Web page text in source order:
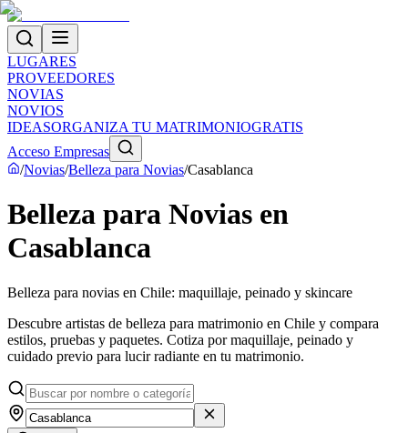
LUGARES
PROVEEDORES
NOVIAS
NOVIOS
IDEASORGANIZA TU MATRIMONIOGRATIS
Acceso Empresas
/Novias/Belleza para Novias/Casablanca
Belleza para Novias en
Casablanca
Belleza para novias en Chile: maquillaje, peinado y skincare
Descubre artistas de belleza para matrimonio en Chile y compara
estilos, pruebas y paquetes. Cotiza por maquillaje, peinado y
cuidado previo para lucir radiante en tu matrimonio.